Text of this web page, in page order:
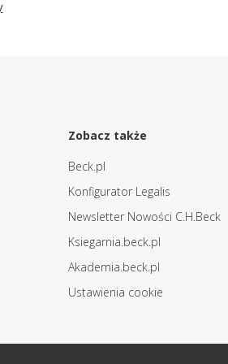
Zobacz także
Beck.pl
Konfigurator Legalis
Newsletter Nowości C.H.Beck
Ksiegarnia.beck.pl
Akademia.beck.pl
Ustawienia cookie